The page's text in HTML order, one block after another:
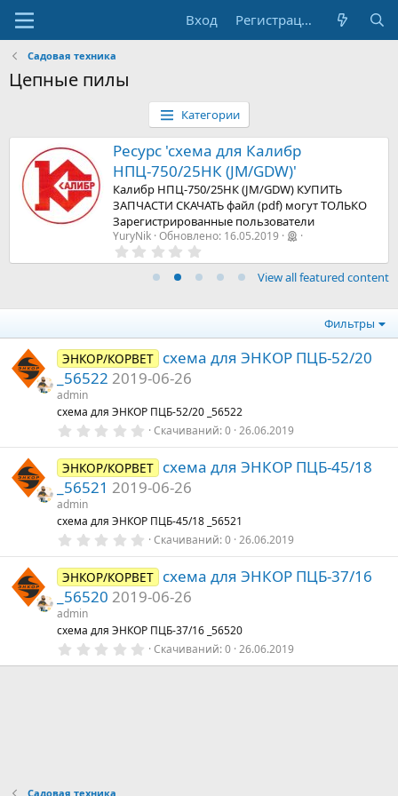
Вход Регистрация
Садовая техника
Цепные пилы
Категории
Ресурс 'схема для Калибр
НПЦ-750/25НК (JM/GDW)'
Калибр НПЦ-750/25НК (JM/GDW) КУПИТЬ
ЗАПЧАСТИ СКАЧАТЬ файл (pdf) могут ТОЛЬКО
Зарегистрированные пользователи
YuryNik Обновлено: 16.05.2019
,
0
в
з
View all featured content
Фильтры
ЭНКОР/КОРВЕТ схема для ЭНКОР ПЦБ-52/20
_56522 2019-06-26
admin
схема для ЭНКОР ПЦБ-52/20 _56522
0
0
з
в
з
д
Скачиваний 0 26.06.2019
ЭНКОР/КОРВЕТ схема для ЭНКОР ПЦБ-45/18
_56521 2019-06-26
admin
схема для ЭНКОР ПЦБ-45/18 _56521
0
0
з
в
з
д
Скачиваний 0 26.06.2019
ЭНКОР/КОРВЕТ схема для ЭНКОР ПЦБ-37/16
_56520 2019-06-26
admin
схема для ЭНКОР ПЦБ-37/16 _56520
0Скачиваний 0 26.06.2019
Садовая техника